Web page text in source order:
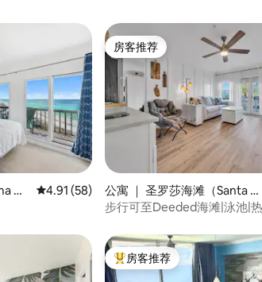
Cit
平均评分 4.91 分（满分 5 分），共 58 条
4.91 (58)
房客推荐
房客推荐
公寓 ｜ 圣罗莎海滩（Santa R
osa Beach）
步行可至Deeded海滩|泳池|
热门「房客推荐」
房客推荐